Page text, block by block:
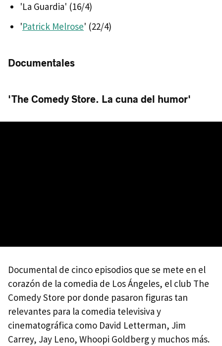
'La Guardia' (16/4)
'Patrick Melrose' (22/4)
Documentales
'The Comedy Store. La cuna del humor'
Documental de cinco episodios que se mete en el
corazón de la comedia de Los Ángeles, el club The
Comedy Store por donde pasaron figuras tan
relevantes para la comedia televisiva y
cinematográfica como David Letterman, Jim
Carrey, Jay Leno, Whoopi Goldberg y muchos más.